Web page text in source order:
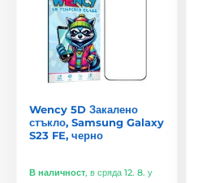
Wency 5D Закалено
стъкло, Samsung Galaxy
S23 FE, черно
В наличност, в сряда 12. 8. у